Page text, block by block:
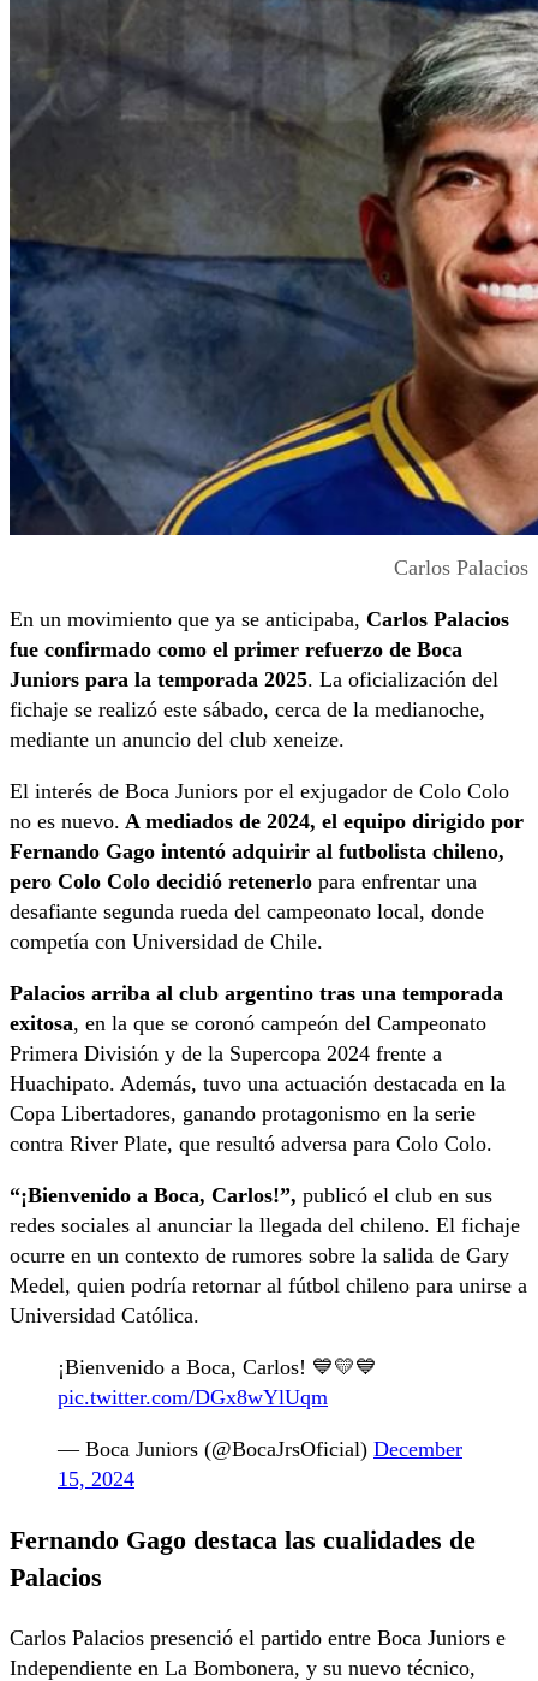
Carlos Palacios
En un movimiento que ya se anticipaba, Carlos Palacios
fue confirmado como el primer refuerzo de Boca
Juniors para la temporada 2025. La oficialización del
fichaje se realizó este sábado, cerca de la medianoche,
mediante un anuncio del club xeneize.
El interés de Boca Juniors por el exjugador de Colo Colo
no es nuevo. A mediados de 2024, el equipo dirigido por
Fernando Gago intentó adquirir al futbolista chileno,
pero Colo Colo decidió retenerlo para enfrentar una
desafiante segunda rueda del campeonato local, donde
competía con Universidad de Chile.
Palacios arriba al club argentino tras una temporada
exitosa, en la que se coronó campeón del Campeonato
Primera División y de la Supercopa 2024 frente a
Huachipato. Además, tuvo una actuación destacada en la
Copa Libertadores, ganando protagonismo en la serie
contra River Plate, que resultó adversa para Colo Colo.
“¡Bienvenido a Boca, Carlos!”, publicó el club en sus
redes sociales al anunciar la llegada del chileno. El fichaje
ocurre en un contexto de rumores sobre la salida de Gary
Medel, quien podría retornar al fútbol chileno para unirse a
Universidad Católica.
¡Bienvenido a Boca, Carlos! 💙💛💙
pic.twitter.com/DGx8wYlUqm
— Boca Juniors (@BocaJrsOficial) December
15, 2024
Fernando Gago destaca las cualidades de
Palacios
Carlos Palacios presenció el partido entre Boca Juniors e
Independiente en La Bombonera, y su nuevo técnico,